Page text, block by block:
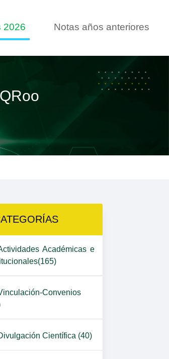
2026 Notas años anteriores
Académicas e
Convenios
Científica (40)